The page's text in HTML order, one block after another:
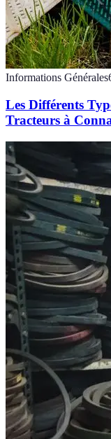
Informations Générales
Les Différents
Tracteurs à